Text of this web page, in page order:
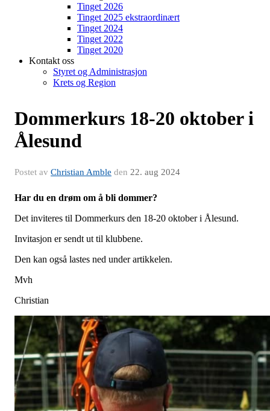
Tinget 2026
Tinget 2025 ekstraordinært
Tinget 2024
Tinget 2022
Tinget 2020
Kontakt oss
Styret og Administrasjon
Krets og Region
Dommerkurs 18-20 oktober i
Ålesund
Postet av Christian Amble den 22. aug 2024
Har du en drøm om å bli dommer?
Det inviteres til Dommerkurs den 18-20 oktober i Ålesund.
Invitasjon er sendt ut til klubbene.
Den kan også lastes ned under artikkelen.
Mvh
Christian